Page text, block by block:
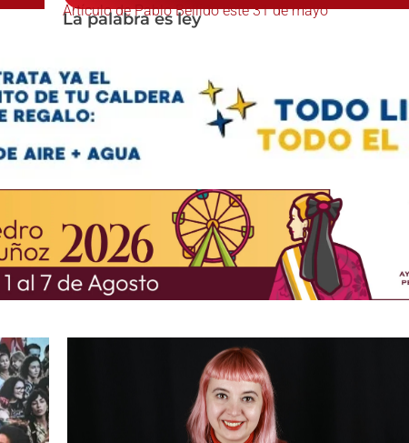
Artículo de Pablo Bellido este 31 de mayo
La palabra es ley